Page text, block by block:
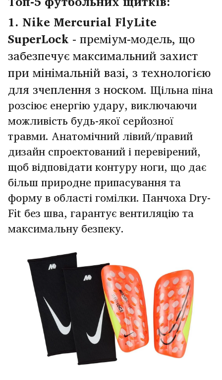
1. Nike Mercurial FlyLite
SuperLock - преміум-модель, що
забезпечує максимальний захист
при мінімальній вазі, з технологією
для зчеплення з носком. Щільна піна
розсіює енергію удару, виключаючи
можливість будь-якої серйозної
травми. Анатомічний лівий/правий
дизайн спроектований і перевірений,
щоб відповідати контуру ноги, що дає
більш природне припасування та
форму в області гомілки. Панчоха Dry-
Fit без шва, гарантує вентиляцію та
максимальну безпеку.